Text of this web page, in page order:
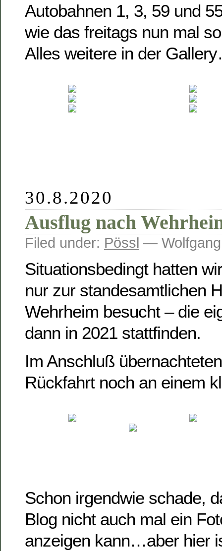
Autobahnen 1, 3, 59 und
wie das freitags nun mal
Alles weitere in der
30.8.2020
Ausflug nach
Filed under: Pössl —
Situationsbedingt hatten
nur zur standesamtlichen
Wehrheim besucht – die
dann in 2021 stattfinden.
Im Anschluß
Rückfahrt noch an einem
Schon irgendwie schade,
Blog nicht auch mal ein
anzeigen kann…aber hier